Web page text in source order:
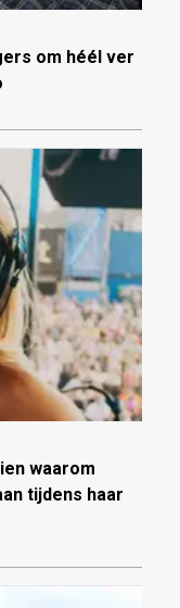
om héél ver
waarom
tijdens haar